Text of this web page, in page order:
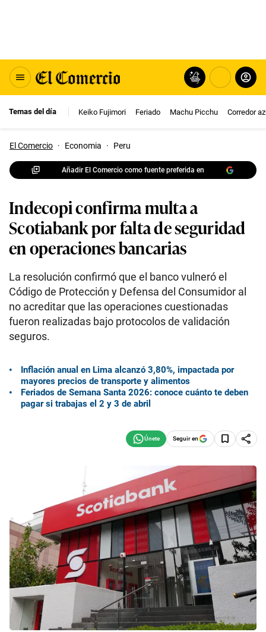
Temas del día Keiko Fujimori Feriado Machu Picchu Corredor
El Comercio · Economia · Peru
Añadir El Comercio como fuente preferida en
Indecopi confirma multa a
Scotiabank por falta de seguridad
en operaciones bancarias
La resolución confirmó que el banco vulneró el
Código de Protección y Defensa del Consumidor al
no acreditar que las operaciones cuestionadas
fueron realizadas bajo protocolos de validación
seguros.
Inflación anual en Lima alcanzó 3,80%, impactada por
mayores precios de transporte y alimentos
Feriados de Semana Santa 2026: conoce cuánto te deben
pagar si trabajas el 2 y 3 de abril
Seguir en